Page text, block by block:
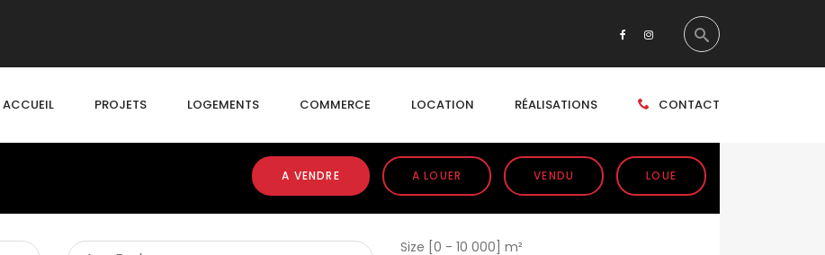
ACCUEIL PROJETS LOGEMENTS COMMERCE LOCATION RÉALISATIONS CONTACT
A VENDRE A LOUER VENDU LOUE
Size [ 0 - 10 000 ] m²